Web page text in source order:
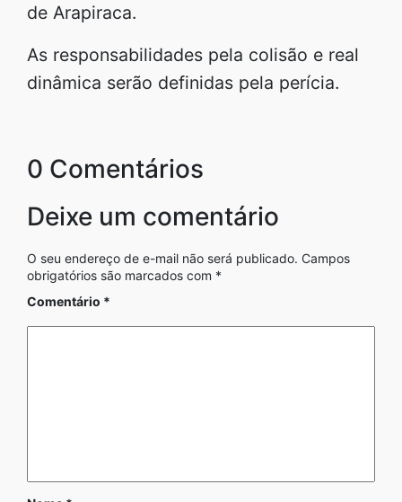
de Arapiraca.
As responsabilidades pela colisão e real
dinâmica serão definidas pela perícia.
0 Comentários
Deixe um comentário
O seu endereço de e-mail não será publicado. Campos
obrigatórios são marcados com *
Comentário *